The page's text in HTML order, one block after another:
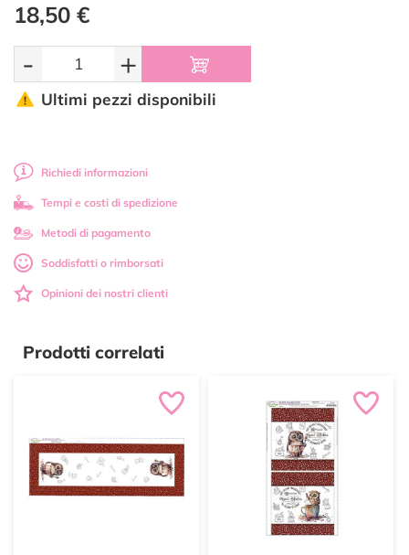
18,50 €
- +
Ultimi pezzi disponibili
Richiedi informazioni
Tempi e costi di spedizione
Metodi di pagamento
Soddisfatti o rimborsati
Opinioni dei nostri clienti
Prodotti correlati